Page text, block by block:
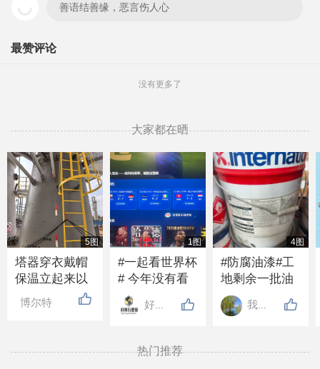
善语结善缘，恶言伤人心
最赞评论
没有更多了
大家都在晒
5图
塔器穿衣戴帽
保温立起来以
后，下过大雨
从下边淌水是
博尔特
1图
#一起看世界杯
# 今年没有看
世界杯的吗？
好多年没人发
好邦涂料
4图
#防腐油漆#工
地剩余一批油
漆带固化剂，2
吨左右，需要
我心飞翔
热门推荐